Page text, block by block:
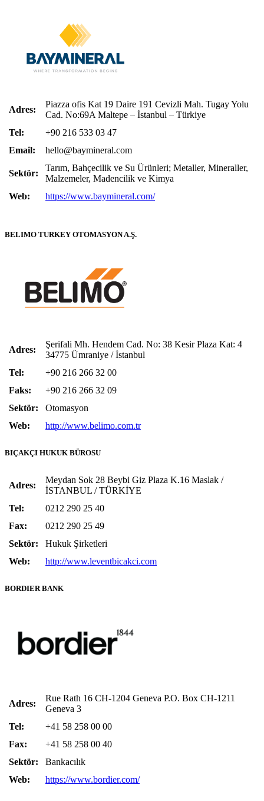
Adres:
Piazza ofis Kat 19 Daire 191 Cevizli Mah. Tugay Yolu
Cad. No:69A Maltepe – İstanbul – Türkiye
Tel:
+90 216 533 03 47
Email:
hello@baymineral.com
Sektör:
Tarım, Bahçecilik ve Su Ürünleri; Metaller, Mineraller,
Malzemeler, Madencilik ve Kimya
Web:
https://www.baymineral.com/
BELIMO TURKEY OTOMASYON A.Ş.
Adres:
Şerifali Mh. Hendem Cad. No: 38 Kesir Plaza Kat: 4
34775 Ümraniye / İstanbul
Tel:
+90 216 266 32 00
Faks:
+90 216 266 32 09
Sektör:
Otomasyon
Web:
http://www.belimo.com.tr
BIÇAKÇI HUKUK BÜROSU
Adres:
Meydan Sok 28 Beybi Giz Plaza K.16 Maslak /
İSTANBUL / TÜRKİYE
Tel:
0212 290 25 40
Fax:
0212 290 25 49
Sektör:
Hukuk Şirketleri
Web:
http://www.leventbicakci.com
BORDIER BANK
Adres:
Rue Rath 16 CH-1204 Geneva P.O. Box CH-1211
Geneva 3
Tel:
+41 58 258 00 00
Fax:
+41 58 258 00 40
Sektör:
Bankacılık
Web:
https://www.bordier.com/